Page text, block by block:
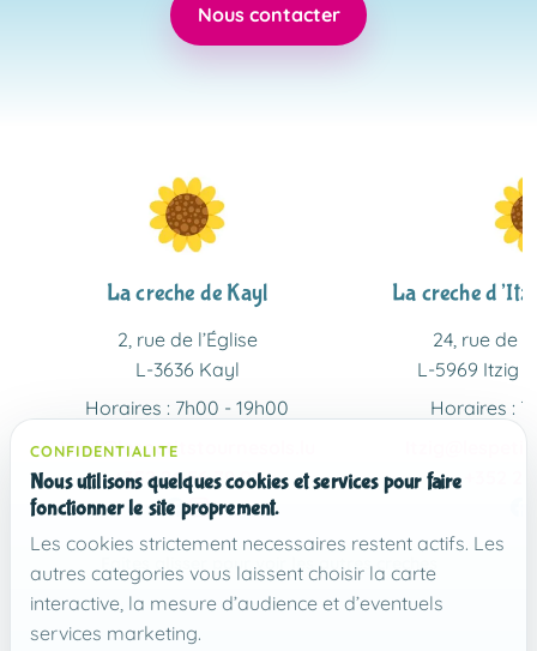
Nous contacter
La creche de Kayl
2, rue de l’Église
L-3636 Kayl
Horaires : 7h00 - 19h00
Kayl@lespetitstournesols.lu
+352 26 56 79 07
Facebook
Instagram
La creche
24, rue de
L-5969 Itzig
Horaires :
Faites glisser pour voir les autres creches
CONFIDENTIALITE
Nous utilisons quelques cookies et services pour faire
fonctionner le site proprement.
Les cookies strictement necessaires restent actifs. Les
autres categories vous laissent choisir la carte
interactive, la mesure d’audience et d’eventuels
services marketing.